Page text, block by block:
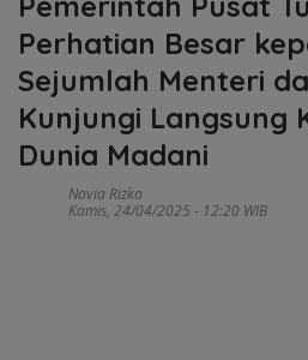
Perhatian Besar
Sejumlah Menteri
Kunjungi Langsung
Dunia Madani
Novia Rizka
Kamis, 24/04/2025 - 12:20 WIB